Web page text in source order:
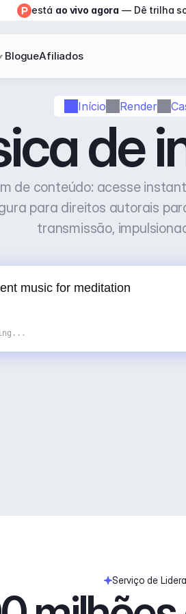
Início Render
de
de conteúdo: acesse
para direitos autorais
transmissão,
Serviço de
está ao vivo agora — Dê trilha
BlogueAfiliados